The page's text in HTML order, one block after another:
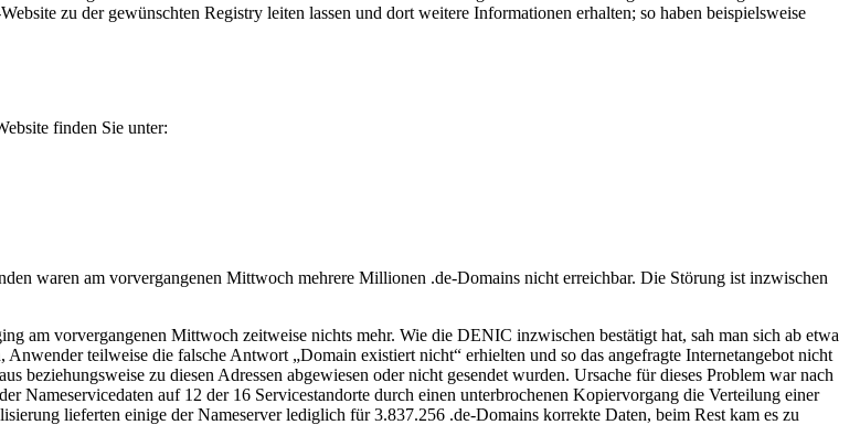
zu der gewünschten Registry leiten lassen und dort weitere Informationen erhalten; so haben beispielsweise
finden Sie unter:
waren am vorvergangenen Mittwoch mehrere Millionen .de-Domains nicht erreichbar. Die Störung ist inzwischen
am vorvergangenen Mittwoch zeitweise nichts mehr. Wie die DENIC inzwischen bestätigt hat, sah man sich ab etwa
teilweise die falsche Antwort „Domain existiert nicht“ erhielten und so das angefragte Internetangebot nicht
beziehungsweise zu diesen Adressen abgewiesen oder nicht gesendet wurden. Ursache für dieses Problem war nach
Nameservicedaten auf 12 der 16 Servicestandorte durch einen unterbrochenen Kopiervorgang die Verteilung einer
lieferten einige der Nameserver lediglich für 3.837.256 .de-Domains korrekte Daten, beim Rest kam es zu